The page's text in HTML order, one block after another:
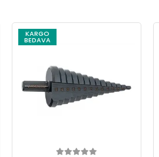
KARGO
BEDAVA